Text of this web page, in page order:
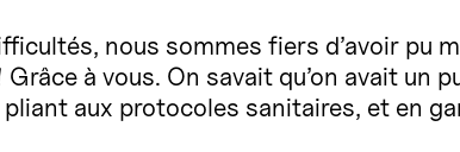
nous sommes fiers d’avoir pu
à vous. On savait qu’on avait un
aux protocoles sanitaires, et en